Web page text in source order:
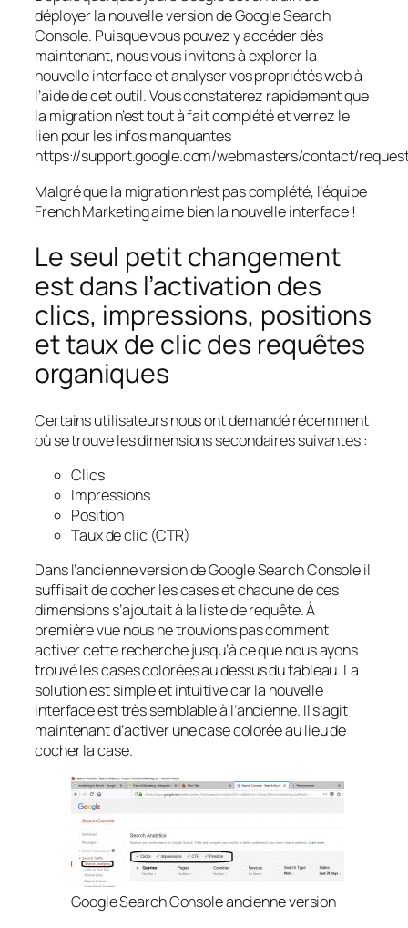
déployer la nouvelle version de Google Search
Console. Puisque vous pouvez y accéder dès
maintenant, nous vous invitons à explorer la
nouvelle interface et analyser vos propriétés web à
l’aide de cet outil. Vous constaterez rapidement que
la migration n’est tout à fait complété et verrez le
lien pour les infos manquantes
https://support.google.com/webmasters/contact/
Malgré que la migration n’est pas complété, l’équipe
French Marketing aime bien la nouvelle interface !
Le seul petit changement
est dans l’activation des
clics, impressions, positions
et taux de clic des requêtes
organiques
Certains utilisateurs nous ont demandé récemment
où se trouve les dimensions secondaires suivantes :
Clics
Impressions
Position
Taux de clic (CTR)
Dans l’ancienne version de Google Search Console il
suffisait de cocher les cases et chacune de ces
dimensions s’ajoutait à la liste de requête. À
première vue nous ne trouvions pas comment
activer cette recherche jusqu’à ce que nous ayons
trouvé les cases colorées au dessus du tableau. La
solution est simple et intuitive car la nouvelle
interface est très semblable à l’ancienne. Il s’agit
maintenant d’activer une case colorée au lieu de
cocher la case.
Google Search Console ancienne version